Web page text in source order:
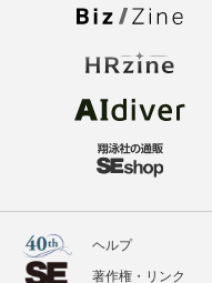
ヘルプ
著作権・リンク